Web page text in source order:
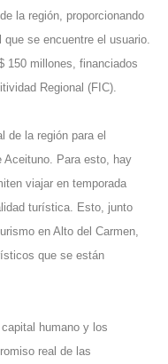
la región, proporcionando
se encuentre el usuario.
150 millones, financiados
Regional (FIC).
de la región para el
Aceituno. Para esto, hay
viajar en temporada
turística. Esto, junto
en Alto del Carmen,
que se están
humano y los
real de las